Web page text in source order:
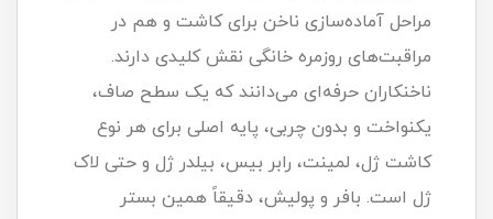
مراحل آماده‌سازی ناخن برای کاشت و هم در
مراقبت‌های روزمره خانگی نقش کلیدی دارند.
ناخنکاران حرفه‌ای می‌دانند که یک سطح صاف،
یکنواخت و بدون چربی، پایه اصلی برای هر نوع
کاشت ژل، لمینت، رابر بیس، بیلدر ژل و حتی لاک
ژل است. بافر و پولیش، دقیقاً همین بستر